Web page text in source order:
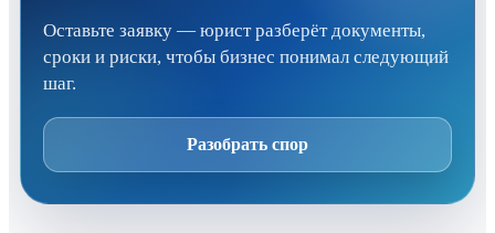
Оставьте заявку — юрист разберёт документы,
сроки и риски, чтобы бизнес понимал следующий
шаг.
Разобрать спор